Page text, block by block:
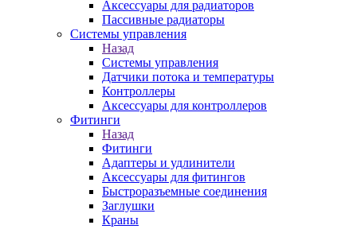
Аксессуары для радиаторов
Пассивные радиаторы
Системы управления
Назад
Системы управления
Датчики потока и температуры
Контроллеры
Аксессуары для контроллеров
Фитинги
Назад
Фитинги
Адаптеры и удлинители
Аксессуары для фитингов
Быстроразъемные соединения
Заглушки
Краны